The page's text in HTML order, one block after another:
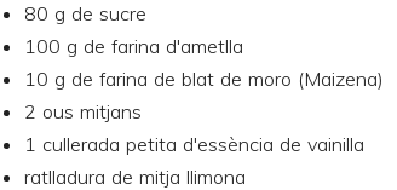
80 g de sucre
100 g de farina d'ametlla
10 g de farina de blat de moro (Maizena)
2 ous mitjans
1 cullerada petita d'essència de vainilla
ratlladura de mitja llimona